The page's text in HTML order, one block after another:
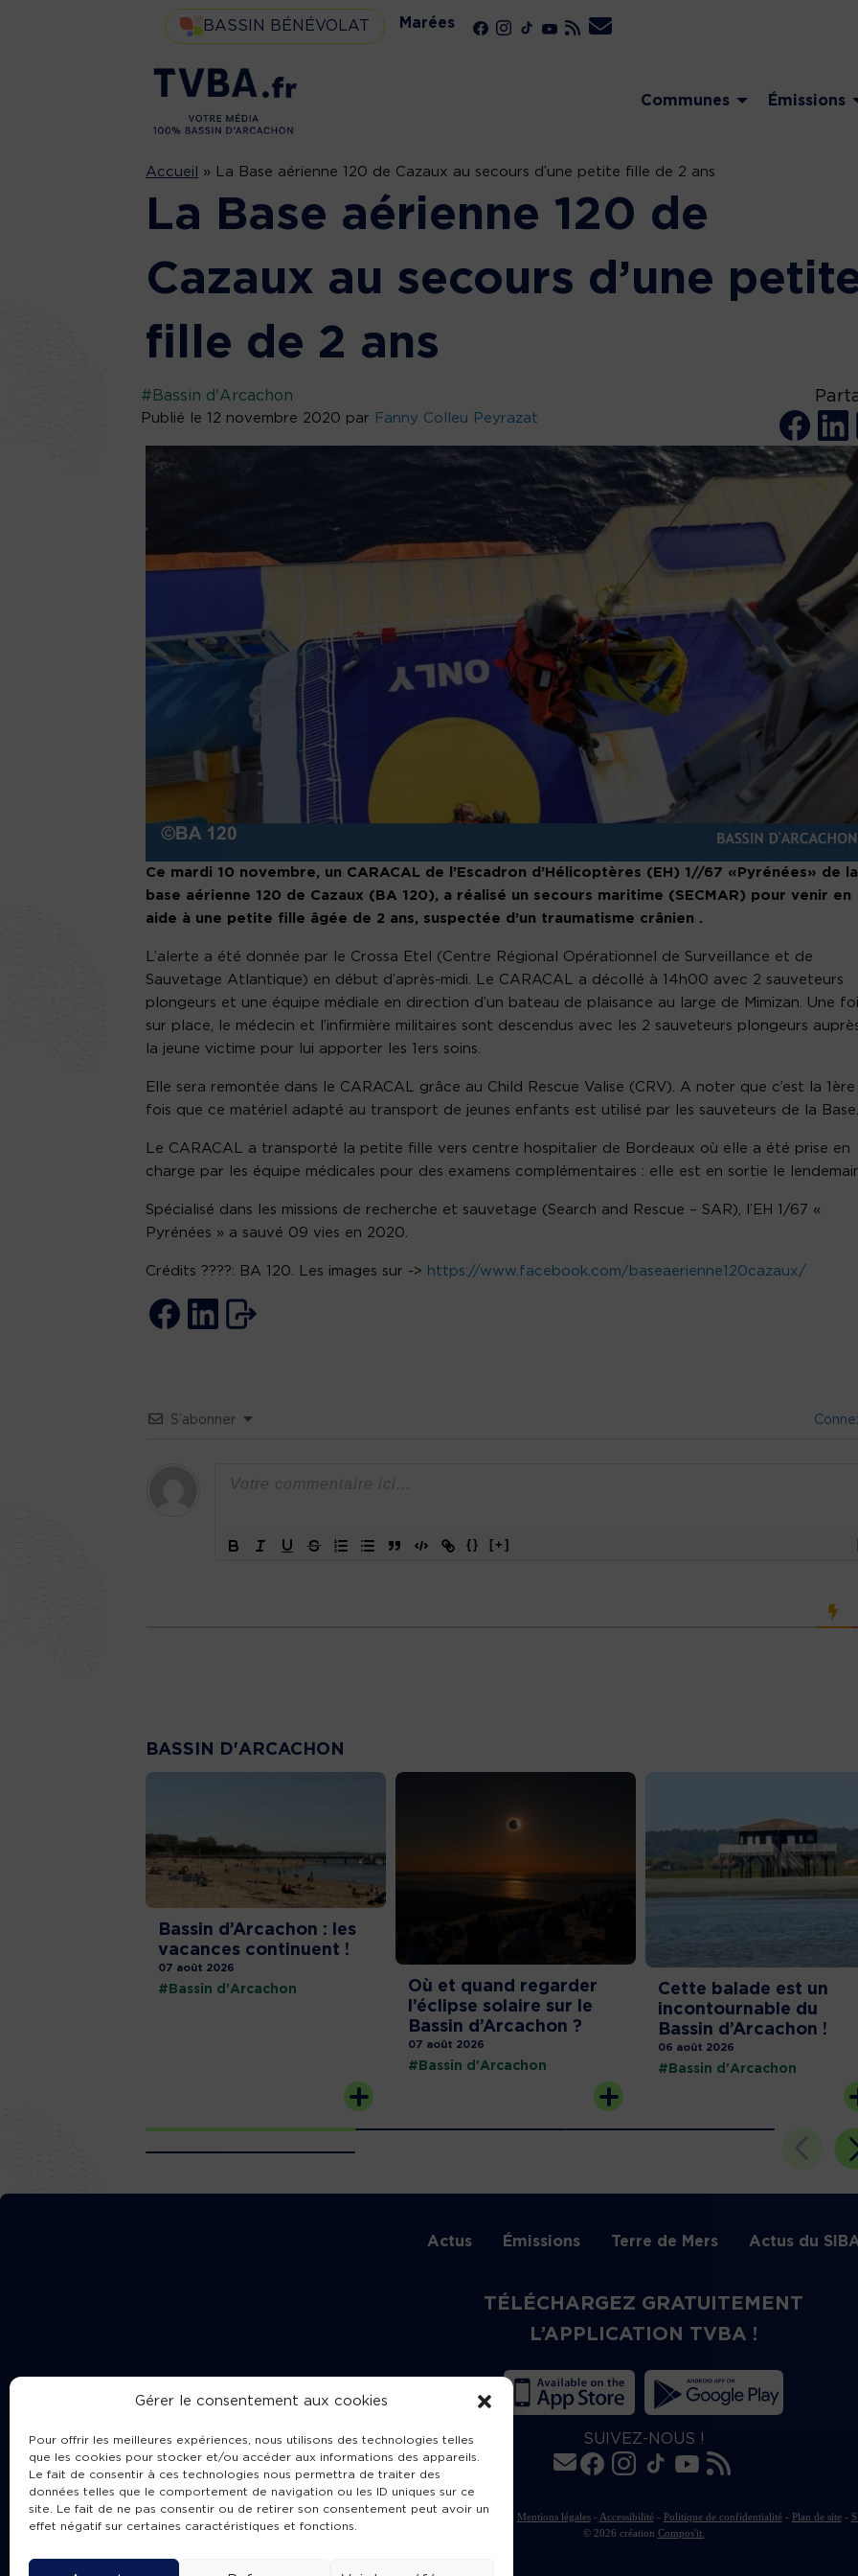
Gérer le consentement aux cookies
Pour offrir les meilleures expériences, nous utilisons des technologies telles
que les cookies pour stocker et/ou accéder aux informations des appareils.
Le fait de consentir à ces technologies nous permettra de traiter des
données telles que le comportement de navigation ou les ID uniques sur ce
site. Le fait de ne pas consentir ou de retirer son consentement peut avoir un
effet négatif sur certaines caractéristiques et fonctions.
BASSIN BÉNÉVOLAT Marées
Communes Émissions
Accueil » La Base aérienne 120 de Cazaux au secours d’une petite fille de 2 ans
La Base aérienne 120 de
Cazaux au secours d’une
fille de 2 ans
#Bassin d'Arcachon
Publié le 12 novembre 2020 par Fanny Colleu Peyrazat
Ce mardi 10 novembre, un CARACAL de l’Escadron d’Hélicoptères (EH) 1//67 «Pyrénées» de la
base aérienne 120 de Cazaux (BA 120), a réalisé un secours maritime (SECMAR) pour venir en
aide à une petite fille âgée de 2 ans, suspectée d’un traumatisme crânien .
L’alerte a été donnée par le Crossa Etel (Centre Régional Opérationnel de Surveillance et de
Sauvetage Atlantique) en début d’après-midi. Le CARACAL a décollé à 14h00 avec 2 sauveteurs
plongeurs et une équipe médiale en direction d’un bateau de plaisance au large de Mimizan. Une
sur place, le médecin et l’infirmière militaires sont descendus avec les 2 sauveteurs plongeurs
la jeune victime pour lui apporter les 1ers soins.
Elle sera remontée dans le CARACAL grâce au Child Rescue Valise (CRV). A noter que c’est la 1ère
fois que ce matériel adapté au transport de jeunes enfants est utilisé par les sauveteurs de la Base.
Le CARACAL a transporté la petite fille vers centre hospitalier de Bordeaux où elle a été prise en
charge par les équipe médicales pour des examens complémentaires : elle est en sortie le
Spécialisé dans les missions de recherche et sauvetage (Search and Rescue – SAR), l’EH 1/67 «
Pyrénées » a sauvé 09 vies en 2020.
Crédits ????: BA 120. Les images sur -> https://www.facebook.com/baseaerienne120cazaux/
S’abonner
{} [+]
BASSIN D'ARCACHON
Bassin d’Arcachon : les
vacances continuent !
07 août 2026
#Bassin d'Arcachon
Où et quand regarder
l’éclipse solaire sur le
Bassin d’Arcachon ?
07 août 2026
#Bassin d'Arcachon
Cette balade est un
incontournable du
Bassin d’Arcachon !
06 août 2026
#Bassin d'Arcachon
Actus Émissions Terre de Mers Actus du
TÉLÉCHARGEZ GRATUITEMENT
L’APPLICATION TVBA !
SUIVEZ-NOUS !
Charte de publication Mentions légales- Accessibilité- Politique de confidentialité- Plan de site-
© 2026 création Compos'it.